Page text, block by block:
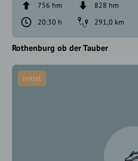
756 hm
828 hm
20:30 h
291,0 km
Rothenburg ob der Tauber
mittel